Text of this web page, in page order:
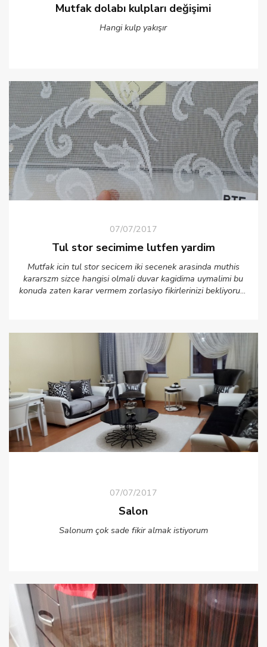
Mutfak dolabı kulpları değişimi
Hangi kulp yakışır
07/07/2017
Tul stor secimime lutfen yardim
Mutfak icin tul stor secicem iki secenek arasinda muthis
kararszm sizce hangisi olmali duvar kagidima uymalimi bu
konuda zaten karar vermem zorlasiyo fikirlerinizi bekliyorum
07/07/2017
Salon
Salonum çok sade fikir almak istiyorum